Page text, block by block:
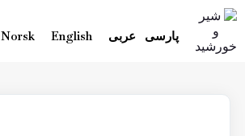
پارسی عربی English
Norsk